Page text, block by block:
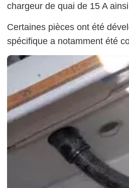
chargeur de quai de 15 A
Certaines pièces ont été
spécifique a notamment été